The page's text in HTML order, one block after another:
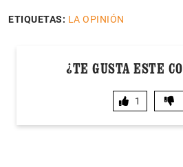
ETIQUETAS: LA OPINIÓN
¿TE GUSTA ESTE
1